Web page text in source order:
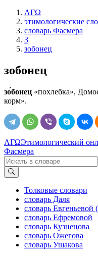
ΛΓΩ
этимологические
словарь Фасмера
З
зобонец
зобонец
зо́бонец «похлебка»,
корм».
ΛΓΩЭтимологический
Фасмера
Толковые словари
словарь Даля
словарь
словарь Ефремовой
словарь Кузнецова
словарь Ожегова
словарь Ушакова